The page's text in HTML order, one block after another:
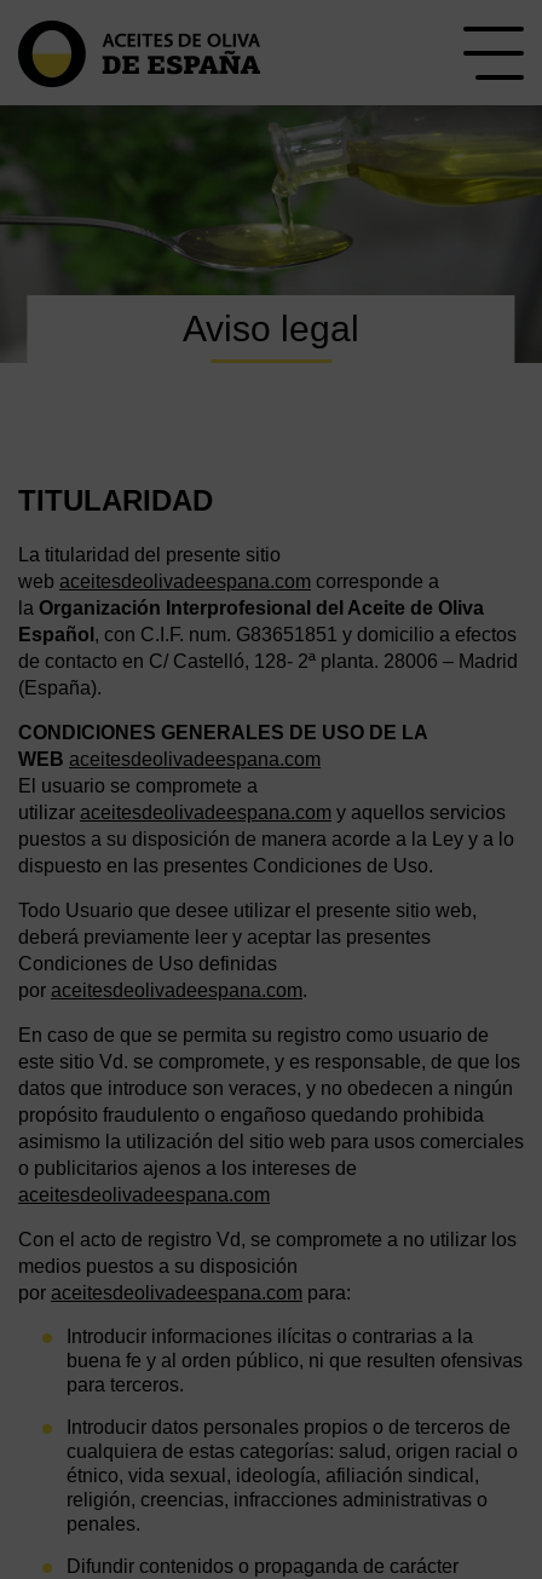
Aviso legal
TITULARIDAD
La titularidad del presente sitio
web aceitesdeolivadeespana.com corresponde a
la Organización Interprofesional del Aceite de Oliva
Español , con C.I.F. num. G83651851 y domicilio a efectos
de contacto en C/ Castelló, 128- 2ª planta. 28006 – Madrid
(España).
CONDICIONES GENERALES DE USO DE LA
WEB aceitesdeolivadeespana.com
El usuario se compromete a
utilizar aceitesdeolivadeespana.com y aquellos servicios
puestos a su disposición de manera acorde a la Ley y a lo
dispuesto en las presentes Condiciones de Uso.
Todo Usuario que desee utilizar el presente sitio web,
deberá previamente leer y aceptar las presentes
Condiciones de Uso definidas
por aceitesdeolivadeespana.com.
En caso de que se permita su registro como usuario de
este sitio Vd. se compromete, y es responsable, de que los
datos que introduce son veraces, y no obedecen a ningún
propósito fraudulento o engañoso quedando prohibida
asimismo la utilización del sitio web para usos comerciales
o publicitarios ajenos a los intereses de
aceitesdeolivadeespana.com
Con el acto de registro Vd, se compromete a no utilizar los
medios puestos a su disposición
por aceitesdeolivadeespana.com para:
Introducir informaciones ilícitas o contrarias a la
buena fe y al orden público, ni que resulten ofensivas
para terceros.
Introducir datos personales propios o de terceros de
cualquiera de estas categorías: salud, origen racial o
étnico, vida sexual, ideología, afiliación sindical,
religión, creencias, infracciones administrativas o
penales.
Difundir contenidos o propaganda de carácter